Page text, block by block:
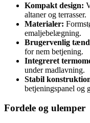
Kompakt design:
altaner og terrasser.
Materialer:
emaljebelægning.
Brugervenlig
for nem betjening.
Integreret
under madlavning.
Stabil
betjeningspanel og
Fordele og ulemper